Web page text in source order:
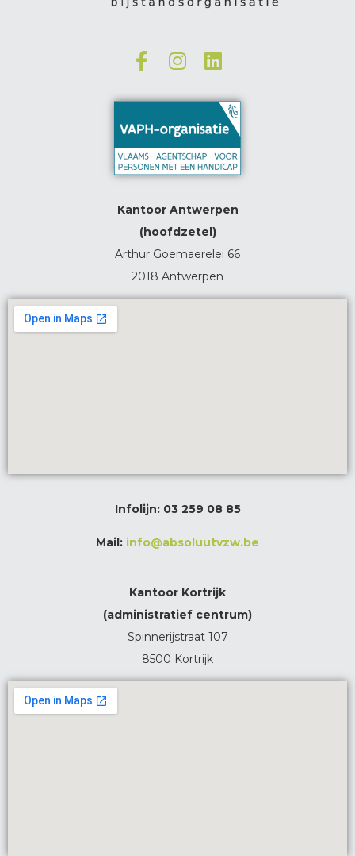
Kantoor Antwerpen
(hoofdzetel)
Arthur Goemaerelei 66
2018 Antwerpen
Infolijn: 03 259 08 85
Mail: info@absoluutvzw.be
Kantoor Kortrijk
(administratief centrum)
Spinnerijstraat 107
8500 Kortrijk